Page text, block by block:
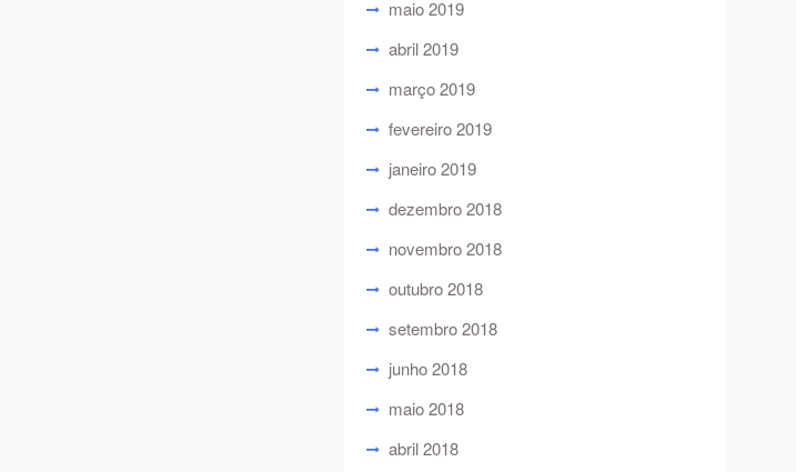
maio 2019
abril 2019
março 2019
fevereiro 2019
janeiro 2019
dezembro 2018
novembro 2018
outubro 2018
setembro 2018
junho 2018
maio 2018
abril 2018